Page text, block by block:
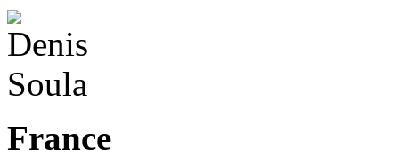
France